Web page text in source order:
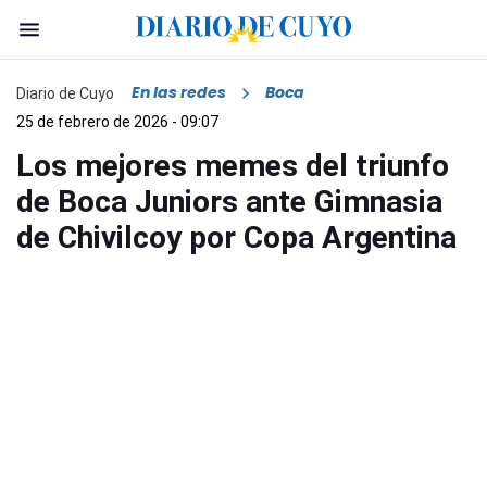
Diario de Cuyo En las redes Boca
25 de febrero de 2026 - 09:07
Los mejores memes del triunfo
de Boca Juniors ante Gimnasia
de Chivilcoy por Copa Argentina